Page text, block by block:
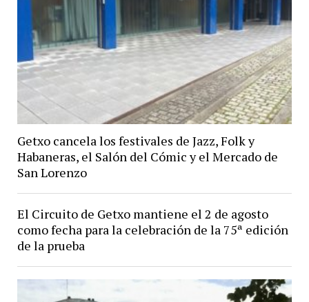
Getxo cancela los festivales de Jazz, Folk y
Habaneras, el Salón del Cómic y el Mercado de
San Lorenzo
El Circuito de Getxo mantiene el 2 de agosto
como fecha para la celebración de la 75ª edición
de la prueba